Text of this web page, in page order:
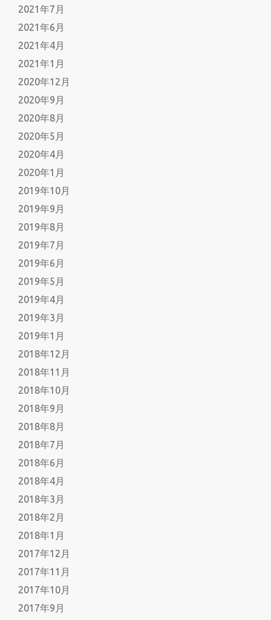
2021年7月
2021年6月
2021年4月
2021年1月
2020年12月
2020年9月
2020年8月
2020年5月
2020年4月
2020年1月
2019年10月
2019年9月
2019年8月
2019年7月
2019年6月
2019年5月
2019年4月
2019年3月
2019年1月
2018年12月
2018年11月
2018年10月
2018年9月
2018年8月
2018年7月
2018年6月
2018年4月
2018年3月
2018年2月
2018年1月
2017年12月
2017年11月
2017年10月
2017年9月